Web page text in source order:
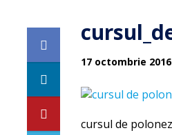
17 octombrie 2016
cursul de